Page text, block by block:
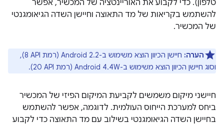
טלפון). כדי לקבוע את האוריינטציה של המכשיר, אפשר
להשתמש בקריאות של מד התאוצה וחיישן השדה הגיאומגנטי
של המכשיר.
הערה:
חיישן הכיוון הוצא משימוש ב-Android 2.2 (רמת API‏ 8),
וסוג חיישן הכיוון הוצא משימוש ב-Android 4.4W (רמת API‏ 20).
חיישני מיקום משמשים לקביעת המיקום הפיזי של המכשיר
ביחס למערכת הייחוס העולמית. לדוגמה, אפשר להשתמש
בחיישן השדה הגיאומגנטי בשילוב עם מד התאוצה כדי לקבוע